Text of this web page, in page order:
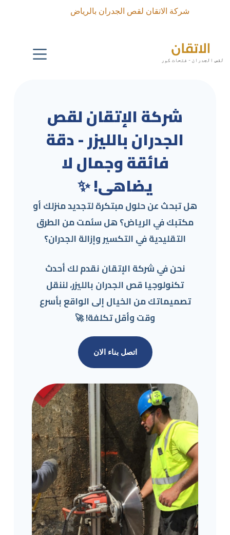
شركة الاتقان لقص الجدران بالرياض
شركة الإتقان لقص
الجدران بالليزر - دقة
فائقة وجمال لا
يضاهى! ✨
هل تبحث عن حلول مبتكرة لتجديد منزلك أو
مكتبك في الرياض؟ هل سئمت من الطرق
التقليدية في التكسير وإزالة الجدران؟
نحن فيشركة الإتقاننقدم لك أحدث
تكنولوجيا قص الجدران بالليزر، لننقل
تصميماتك من الخيال إلى الواقع بأسرع
وقت وأقل تكلفة! 🚀
اتصل بناء الان